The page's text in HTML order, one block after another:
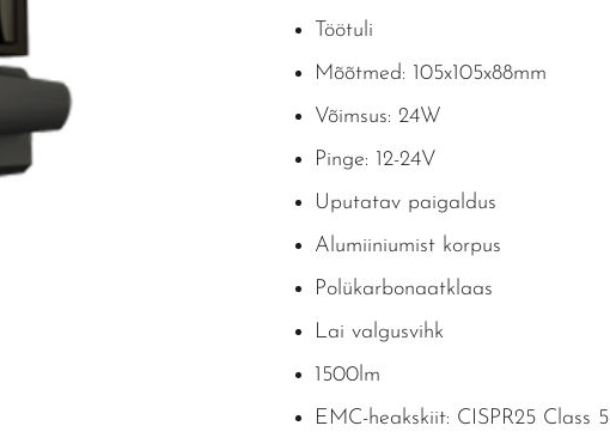
Töötuli
Mõõtmed: 105x105x88mm
Võimsus: 24W
Pinge: 12-24V
Uputatav paigaldus
Alumiiniumist korpus
Polükarbonaatklaas
Lai valgusvihk
1500lm
EMC-heakskiit: CISPR25 Class 5